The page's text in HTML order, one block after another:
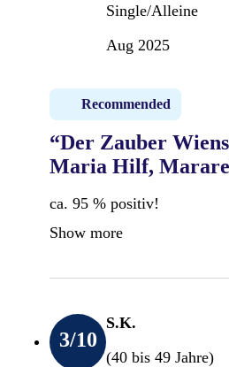
Single/Alleine
Aug 2025
Recommended
“Der Zauber
Maria Hilf,
ca. 95 % positiv!
Show more
3/10
S.K.
(40 bis 49 Jahre)